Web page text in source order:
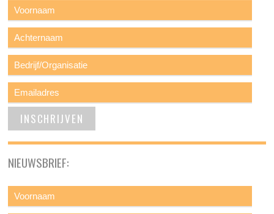
NIEUWSBRIEF: